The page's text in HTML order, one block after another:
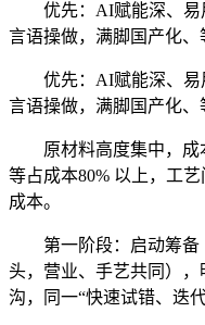
优先：AI赋能深、易
言语操做，满脚国产化、
优先：AI赋能深、易
言语操做，满脚国产化、
原材料高度集中，成
等占成本80% 以上，工
成本。
第一阶段：启动筹备
头，营业、手艺共同）
沟，同一“快速试错、迭